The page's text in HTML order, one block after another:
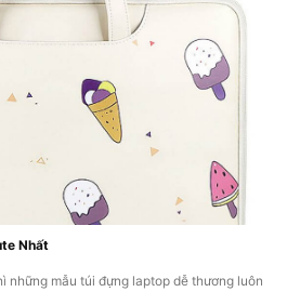
Nhất
những mẫu túi đựng laptop dễ thương luôn